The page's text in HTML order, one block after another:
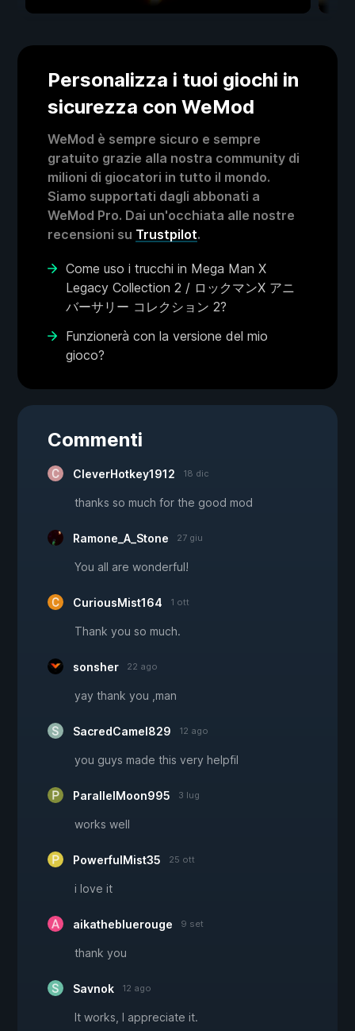
Personalizza i tuoi giochi in
sicurezza con WeMod
WeMod è sempre sicuro e sempre
gratuito grazie alla nostra community di
milioni di giocatori in tutto il mondo.
Siamo supportati dagli abbonati a
WeMod Pro. Dai un'occhiata alle nostre
recensioni su Trustpilot.
Come uso i trucchi in Mega Man X
Legacy Collection 2 / ロックマンX アニ
バーサリー コレクション 2?
Funzionerà con la versione del mio
gioco?
Commenti
CleverHotkey1912 18 dic
thanks so much for the good mod
Ramone_A_Stone 27 giu
You all are wonderful!
CuriousMist164 1 ott
Thank you so much.
sonsher 22 ago
yay thank you ,man
SacredCamel829 12 ago
you guys made this very helpfil
ParallelMoon995 3 lug
works well
PowerfulMist35 25 ott
i love it
aikathebluerouge 9 set
thank you
Savnok 12 ago
It works, I appreciate it.